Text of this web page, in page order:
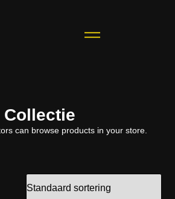
Collectie
can browse products in your store.